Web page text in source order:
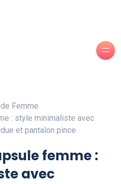
Femme
: style minimaliste avec
et pantalon pince
femme :
avec